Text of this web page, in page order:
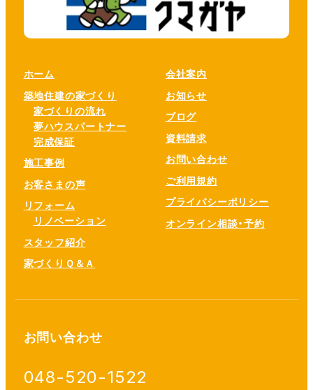
ホーム
築地住建の家づくり
家づくりの流れ
夢ハウスパートナー
完成保証
施工事例
お客さまの声
リフォーム
リノベーション
スタッフ紹介
家づくりＱ＆Ａ
会社案内
お知らせ
ブログ
資料請求
お問い合わせ
ご利用規約
プライバシーポリシー
オンライン相談・予約
お問い合わせ
048-520-1522